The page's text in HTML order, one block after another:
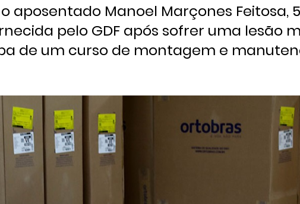
aposentado Manoel Marçones Feitosa,
pelo GDF após sofrer uma lesão
de um curso de montagem e